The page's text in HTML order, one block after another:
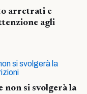
arretrati e
agli
non si svolgerà la